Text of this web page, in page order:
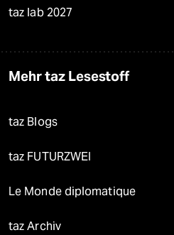
taz lab 2027
Mehr taz Lesestoff
taz Blogs
taz FUTURZWEI
Le Monde diplomatique
taz Archiv